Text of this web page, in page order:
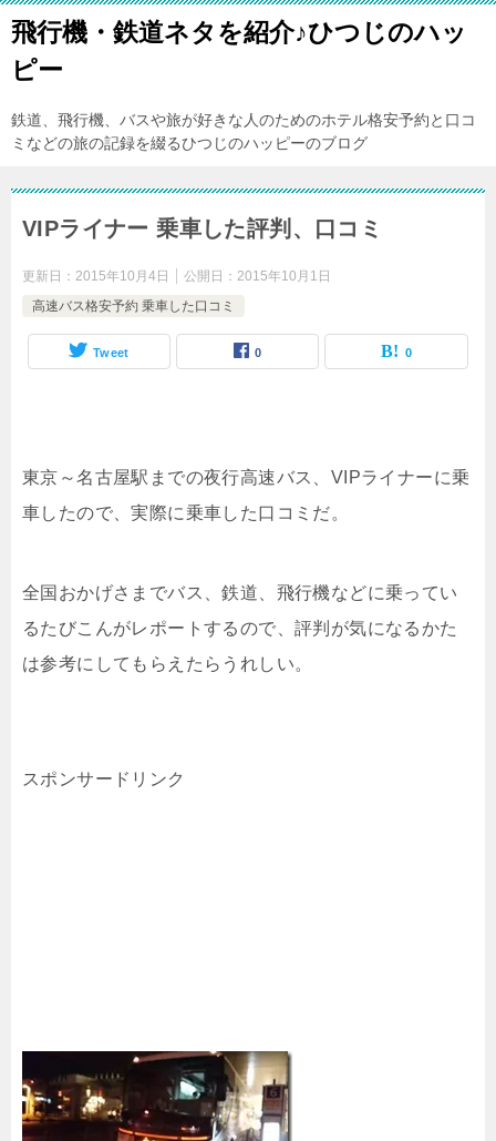
飛行機・鉄道ネタを紹介♪ひつじのハッ
ピー
鉄道、飛行機、バスや旅が好きな人のためのホテル格安予約と口コ
ミなどの旅の記録を綴るひつじのハッピーのブログ
VIPライナー 乗車した評判、口コミ
更新日： 2015年10月4日 公開日： 2015年10月1日
高速バス格安予約 乗車した口コミ
Tweet 0 0
東京～名古屋駅までの夜行高速バス、VIPライナーに乗
車したので、実際に乗車した口コミだ。
全国おかげさまでバス、鉄道、飛行機などに乗ってい
るたびこんがレポートするので、評判が気になるかた
は参考にしてもらえたらうれしい。
スポンサードリンク